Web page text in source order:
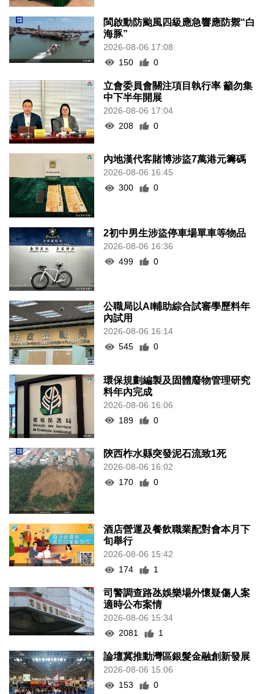
閩啟動防颱風四級應急響應防禦“白
海豚”
2026-08-06 17:08
150
0
立會委員會關注項目執行率 籲勿集
中下半年開展
2026-08-06 17:04
208
0
內地漢代客賭博涉盜7萬港元籌碼
2026-08-06 16:45
300
0
2初中男生涉盜停車場單車等物品
2026-08-06 16:36
499
0
公職局以AI輔助綜合試審學歷料年
內試用
2026-08-06 16:14
545
0
環保規劃編製及固體廢物管理研究
料年內完成
2026-08-06 16:06
189
0
陝西柞水縣突發泥石流致1死
2026-08-06 16:02
170
0
酒店營運及餐飲職業配對會本月下
旬舉行
2026-08-06 15:42
174
1
司警調查路氹娛樂場外懷疑傷人案
適時公布案情
2026-08-06 15:34
2081
1
論壇冀推動灣區銀髮金融創新發展
2026-08-06 15:06
153
0